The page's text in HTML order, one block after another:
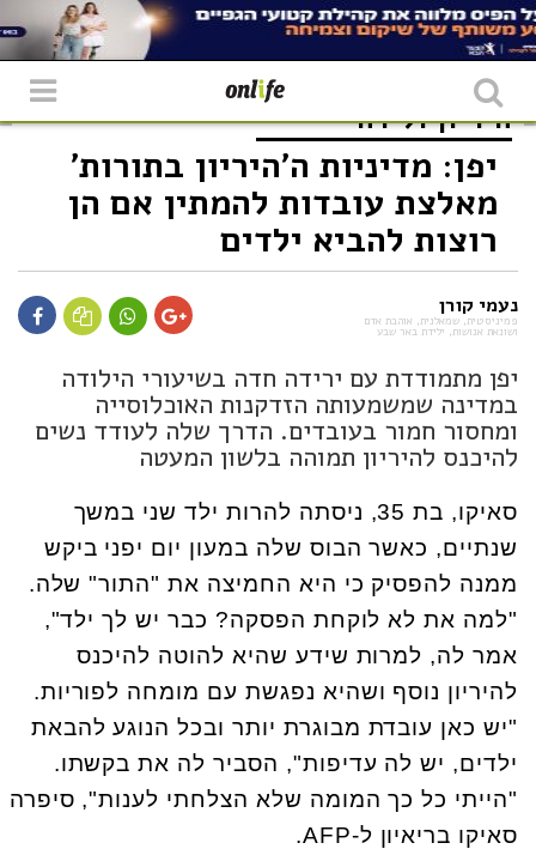
היריון ולידה
יפן: מדיניות ה'היריון בתורות'
מאלצת עובדות להמתין אם הן
רוצות להביא ילדים
נעמי קורן
פמיניסטית, שמאלנית, אוהבת אדם
ושונאת אנושות, ילידת באר שבע
יפן מתמודדת עם ירידה חדה בשיעורי הילודה
במדינה שמשמעותה הזדקנות האוכלוסייה
ומחסור חמור בעובדים. הדרך שלה לעודד נשים
להיכנס להיריון תמוהה בלשון המעטה
סאיקו, בת 35, ניסתה להרות ילד שני במשך
שנתיים, כאשר הבוס שלה במעון יום יפני ביקש
ממנה להפסיק כי היא החמיצה את "התור" שלה.
"למה את לא לוקחת הפסקה? כבר יש לך ילד",
אמר לה, למרות שידע שהיא להוטה להיכנס
להיריון נוסף ושהיא נפגשת עם מומחה לפוריות.
"יש כאן עובדת מבוגרת יותר ובכל הנוגע להבאת
ילדים, יש לה עדיפות", הסביר לה את בקשתו.
"הייתי כל כך המומה שלא הצלחתי לענות", סיפרה
סאיקו בריאיון ל-AFP.